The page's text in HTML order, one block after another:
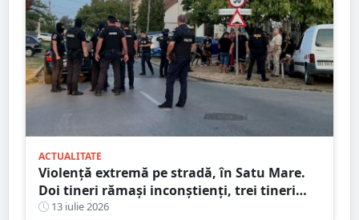
ACTUALITATE
Violență extremă pe stradă, în Satu Mare.
Doi tineri rămași inconștienți, trei tineri
reținuți, astăzi
13 iulie 2026